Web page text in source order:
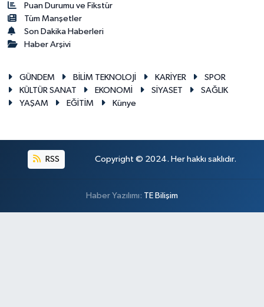
Puan Durumu ve Fikstür
Tüm Manşetler
Son Dakika Haberleri
Haber Arşivi
GÜNDEM BİLİM TEKNOLOJİ KARİYER
SPOR
KÜLTÜR SANAT
EKONOMİ SİYASET
SAĞLIK
YAŞAM
EĞİTİM Künye
RSS Copyright © 2024. Her hakkı saklıdır.
Haber Yazılımı: TE Bilişim